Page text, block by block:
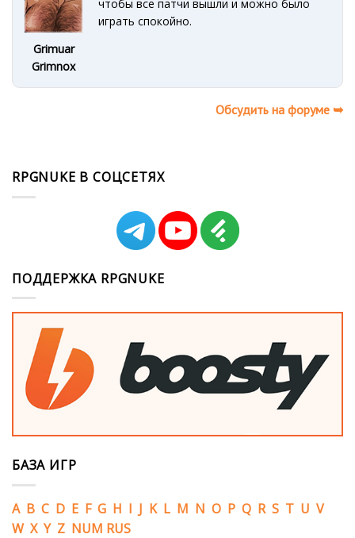
Grimuar
Grimnox
чтобы все патчи вышли и можно было
играть спокойно.
Обсудить на форуме ➥
RPGNUKE В СОЦСЕТЯХ
ПОДДЕРЖКА RPGNUKE
БАЗА ИГР
A B C D E F G H I J K L M N O P Q R S T U V
W X Y Z NUM RUS